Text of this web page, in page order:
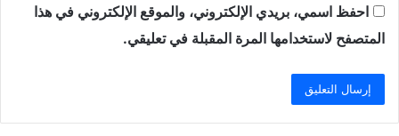
احفظ اسمي، بريدي الإلكتروني، والموقع الإلكتروني في هذا
المتصفح لاستخدامها المرة المقبلة في تعليقي.